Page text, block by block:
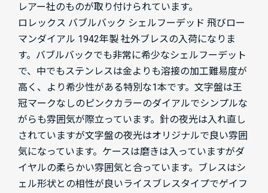
レアー社のものが取り付けられています。
ロレックス バブルバック シェルフーデッド 飛びロー
マンダイアル 1942年製 社外ブレスの入荷になりま
す。バブルバックでも非常に希少なシェルフーデット
で、中でもステンレスは金よりも溶接の加工難易度が
高く、より希少性がある特別な1本です。文字盤は王
冠マークなしのピンクカラーのダイアルでシンプルな
がらも雰囲気が際立っています。針の夜光は入れ直し
されていますが文字盤の夜光はオリジナルで良い雰囲
気になっています。ケースは磨きは入っていますがダ
イヤルの柔らかい雰囲気と合っています。ブレスはシ
ェル形状との相性が良いライスブレスタイプでゲイフ